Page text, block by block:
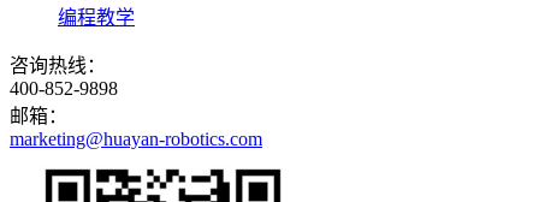
编程教学
咨询热线：
400-852-9898
邮箱：
marketing@huayan-robotics.com